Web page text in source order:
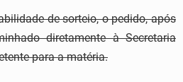
de sorteio, o pedido, após
diretamente à Secretaria
para a matéria.